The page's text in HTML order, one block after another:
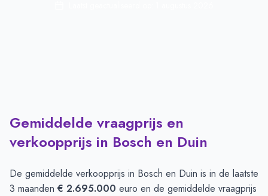
Gemiddelde vraagprijs en
verkoopprijs in Bosch en Duin
De gemiddelde verkoopprijs in Bosch en Duin is in de laatste
3 maanden € 2.695.000 euro en de gemiddelde vraagprijs